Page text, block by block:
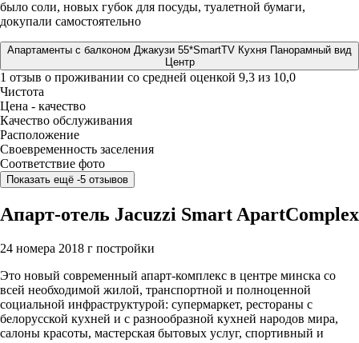
было соли, новых губок для посуды, туалетной бумаги,
докупали самостоятельно
Апартаменты с балконом Джакузи 55*SmartTV Кухня Панорамный вид
Центр
1 отзыв о проживании со средней оценкой 9,3 из 10,0
Чистота
Цена - качество
Качество обслуживания
Расположение
Своевременность заселения
Соответствие фото
Показать ещё -5 отзывов
Апарт-отель Jacuzzi Smart ApartComplex
24 номера 2018 г постройки
Это новый современный апарт-комплекс в центре минска со
всей необходимой жилой, транспортной и полноценной
социальной инфраструктурой: супермаркет, рестораны с
белорусской кухней и с разнообразной кухней народов мира,
салоны красоты, мастерская бытовых услуг, спортивный и